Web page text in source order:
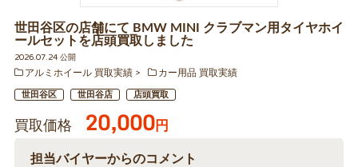
世田谷区の店舗にて BMW MINI クラブマン用タイヤホイ
ールセットを店頭買取しました
2026.07.24 公開
アルミホイール 買取実績
カー用品 買取実績
世田谷区 世田谷店 店頭買取
買取価格 20,000円
担当バイヤーからのコメント